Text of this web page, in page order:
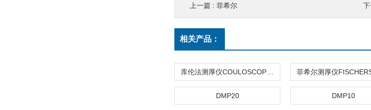
上一篇 : 菲希尔
相关产品：
DMP20 DMP10